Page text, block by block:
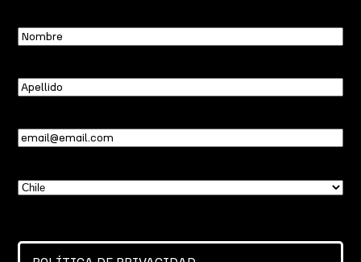
Nombre
Apellido
Email(Required)
País(Required)